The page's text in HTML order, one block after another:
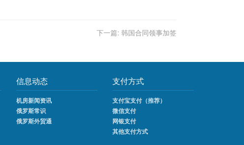
下一篇: 韩国合同领事加签
信息动态
机房新闻资讯
俄罗斯常识
俄罗斯外贸通
支付方式
支付宝支付（推荐）
微信支付
网银支付
其他支付方式